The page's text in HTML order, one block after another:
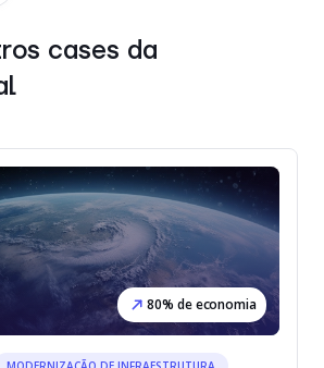
cases da
80% de economia